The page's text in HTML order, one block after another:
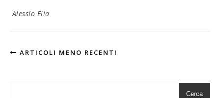
Alessio Elia
ARTICOLI MENO RECENTI
Cerca